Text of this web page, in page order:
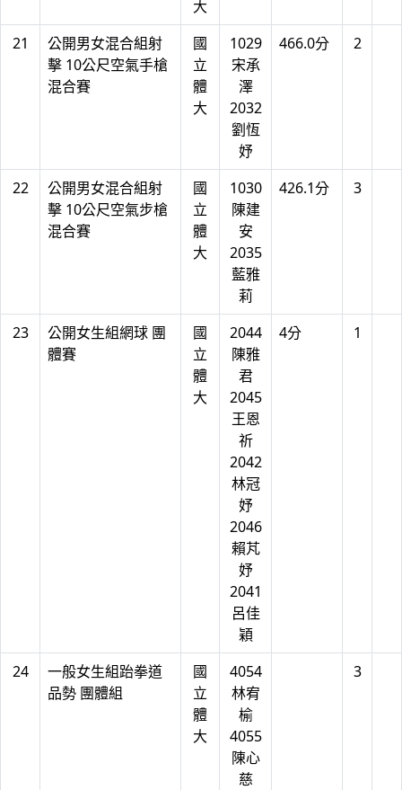
大
21
公開男女混合組射
擊 10公尺空氣手槍
混合賽
國
立
體
大
1029
宋承
澤
2032
劉恆
妤
466.0分 2
22
公開男女混合組射
擊 10公尺空氣步槍
混合賽
國
立
體
大
1030
陳建
安
2035
藍雅
莉
426.1分 3
23
公開女生組網球 團
體賽
國
立
體
大
2044
陳雅
君
2045
王恩
祈
2042
林冠
妤
2046
賴芃
妤
2041
呂佳
穎
4分 1
24
一般女生組跆拳道
品勢 團體組
國
立
體
大
4054
林宥
榆
4055
陳心
慈
3